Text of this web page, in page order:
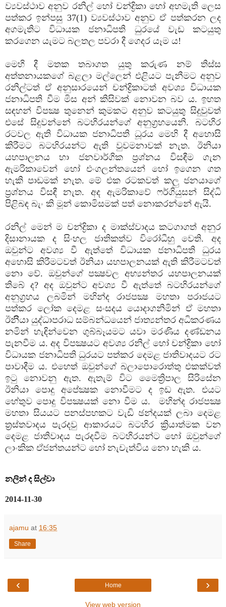
ව්‍යවස්ථාව අනුව රනිල් හෝ චන්ද්‍රිකා හෝ අහමැති ලෙස
පත්කර ඉන්පසු 37(1) ව්‍යවස්ථාව අනුව ඒ පත්කරන ලද
අගමැතිට විධායක ජනාධිපති ධුරයේ වැඩ කටයුතු
කරගෙන යැමට බලතල පවරා දී ගෙදර යෑම ය!
මෙහි දී මතක තබාගත යුතු කරුණ නම් තිස්ස
අත්තනායකගේ බළලා මල්ලෙන් එළියට පැනීමට අනුව
රනිල්ටත් ඒ අනුසාරයෙන් චන්ද්‍රිකාටත් අවශ්‍ය විධායක
ජනාධිපති වීම මිස අන් කිසිවක් නොවන බව ය. ඉහත
සඳහන් විපක්‍ෂ තුනෙන් කුමකට අනුව කටයුතු සිදුවුවත්
එසේ සිදුවන්නේ බටහිරයන්ගේ අනුග්‍රහයෙනි. බටහිර
රටවල ඇති විධායක ජනාධිපති ධූරය මෙහි දී අහොසි
කිරීමට බටහිරයන්ට ඇති වුවමනාවක් නැත. ඊනියා
යහපාලනය හා ජනවාර්ගික ප්‍රශ්නය විසඳීම ගැන
ඇමරිකාවෙන් හෝ එංගලන්තයෙන් හෝ ඉගෙන ගත
හැකි පාඩමක් නැත. මේ එක රටකවත් කලු ජනයාගේ
ප්‍රශ්නය විසඳී නැත. අද ඇමරිකාවේ ෆර්ගියුසන් සිද්ධි
පිළිබඳ බැං කි මූන් කොමිසමක් පත් නොකරන්නේ ඇයි.
රනිල් මෙන් ම චන්ද්‍රිකා ද මාක්ස්වාදය කටගාගත් අනුර
දිසානායක ද සිංහල ජාතිකත්ව විරෝධීහු වෙති. අද
ඔවුන්ට අවශ්‍ය වී ඇත්තේ විධායක ජනාධිපති ධුරය
අහොසි කිරීමටවත් ඊනියා යහපාලනයක් ඇති කිරීමටවත්
නො වේ. ඔවුන්ගේ පක්‍ෂවල අභ්‍යන්තර යහපාලනයක්
තිබේ ද? අද ඔවුන්ට අවශ්‍ය වී ඇත්තේ බටහිරයන්ගේ
අනුග්‍රහය ලබමින් මහින්ද රාජපක්‍ෂ මහතා පරාජයට
පත්කර ලෝක දෙමළ සංසදය යොදාගනිමින් ඒ මහතා
ඊනීියා යුද්ධාපරාධ සම්බන්ධයෙන් ජාත්‍යන්තර අධිකරණය
නමින් හැඳින්වෙන ගුබ්බෑයමට යවා මරණිය දණ්ඩනය
පැනවීම ය. අද විපක්‍ෂයට අවශ්‍ය රනිල් හෝ චන්ද්‍රිකා හෝ
විධායක ජනාධිපති ධුරයට පත්කර දෙමළ ජාතිවාදයට රට
පාවාදීම ය. එහෙත් ඔවුන්ගේ බලාපොරොත්තු එකක්වත්
ඉටු නොවනු ඇත. ඇතැම් විට මෛත්‍රිපාල සිරිසේන
ඊනියා පොදු අපේක්‍ෂක නොවීමට ද ඉඩ ඇත. එයට
හේතුව පොදු විපක්‍ෂයක් නො වීම ය. මහින්ද රාජපක්‍ෂ
මහතා සියයට පනස්පහකට වැඩි ඡන්දයක් ලබා දෙමළ
ත්‍රස්තවාදය පැරදවු ආකාරයට බටහිර ක්‍රියාත්මක වන
දෙමළ ජාතිවාදය පැරදවීම බටහිරයන්ට හෝ ඔවුන්ගේ
ලාංකික ඒජන්තයන්ට හෝ නැචැත්විය නො හැකි ය.
නලින් ද සිල්වා
2014-11-30
ajamu at 16:35
Share
‹ ›
Home
View web version